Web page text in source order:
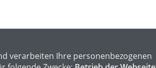
verarbeiten Ihre personenbezogenen